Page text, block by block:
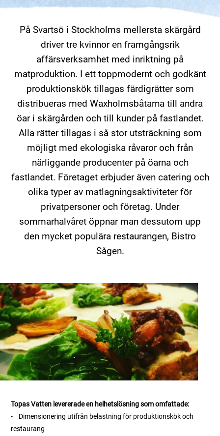
På Svartsö i Stockholms mellersta skärgård
driver tre kvinnor en framgångsrik
affärsverksamhet med inriktning på
matproduktion. I ett toppmodernt och godkänt
produktionskök tillagas färdigrätter som
distribueras med Waxholmsbåtarna till andra
öar i skärgården och till kunder på fastlandet.
Alla rätter tillagas i så stor utsträckning som
möjligt med ekologiska råvaror och från
närliggande producenter på öarna och
fastlandet. Företaget erbjuder även catering och
olika typer av matlagningsaktiviteter för
privatpersoner och företag. Under
sommarhalvåret öppnar man dessutom upp
den mycket populära restaurangen, Bistro
Sågen.
Topas Vatten levererade en helhetslösning som omfattade:
-
Dimensionering utifrån belastning för produktionskök och
restaurang